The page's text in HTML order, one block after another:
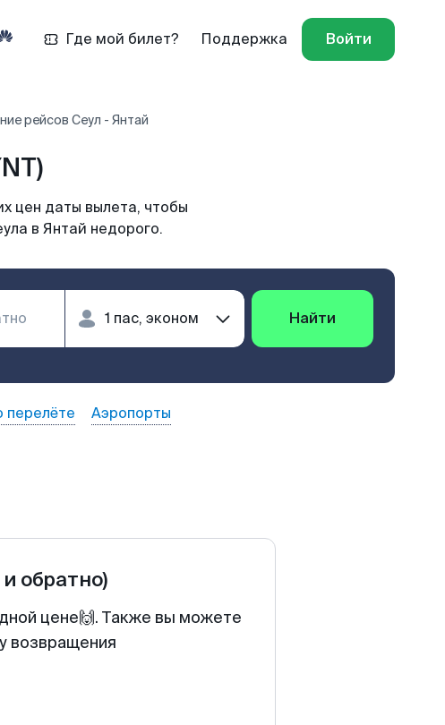
Где мой билет? Поддержка Войти
рейсов Сеул - Янтай
цен даты вылета, чтобы
в Янтай недорого.
Найти
перелёте Аэропорты
обратно)
цене🙌. Также вы можете
возвращения